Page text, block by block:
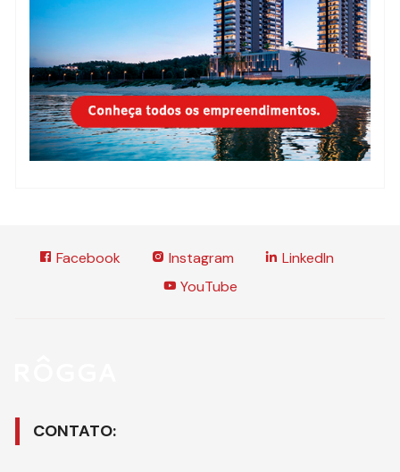
Facebook Instagram
LinkedIn
YouTube
CONTATO: